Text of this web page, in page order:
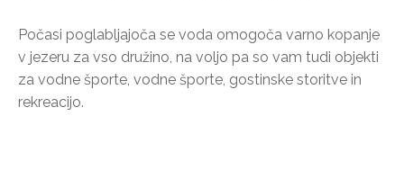
Počasi poglabljajoča se voda omogoča varno kopanje
v jezeru za vso družino, na voljo pa so vam tudi objekti
za vodne športe, vodne športe, gostinske storitve in
rekreacijo.